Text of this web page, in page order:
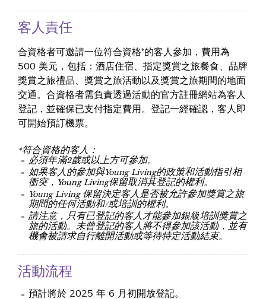
客人責任
合資格者可邀請一位符合資格*的客人參加，費用為
500 美元，包括：酒店住宿、指定獎賞之旅餐食、品牌
獎賞之旅禮品、獎賞之旅活動以及獎賞之旅期間的地面
交通。合資格者需負責透過活動的官方註冊網站為客人
登記，並確保已支付指定費用。登記一經確認，客人即
可開始預訂機票。
*符合資格的客人：
必須年滿2歲或以上方可參加。
如果客人的參加與Young Living的政策和活動指引相
衝突，Young Living保留取消其登記的權利。
Young Living 保留決定客人是否被允許參加獎賞之旅
期間的任何活動和/或培訓的權利。
請注意，只有已登記的客人才能參加銀級培訓獎賞之
旅的活動。未曾登記的客人將不得參加該活動，並有
機會被請求自行離開活動或等待特定活動結束。
活動流程
預計將於 2025 年 6 月初開放登記。